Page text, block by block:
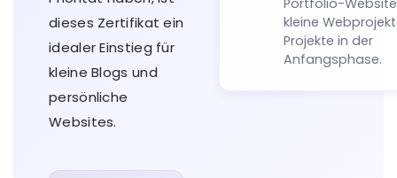
dieses Zertifikat ein
idealer Einstieg für
kleine Blogs und
persönliche
Websites.
kleine
Projekte in der
Anfangsphase.